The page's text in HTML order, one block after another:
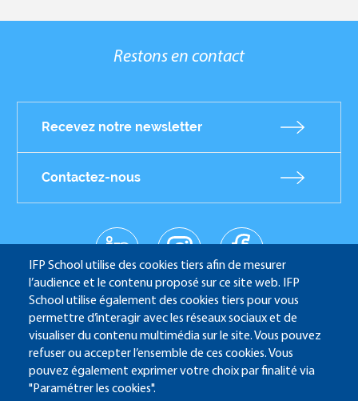
IFP School utilise des cookies tiers afin de mesurer
l’audience et le contenu proposé sur ce site web. IFP
School utilise également des cookies tiers pour vous
permettre d’interagir avec les réseaux sociaux et de
visualiser du contenu multimédia sur le site. Vous pouvez
refuser ou accepter l’ensemble de ces cookies. Vous
pouvez également exprimer votre choix par finalité via
"Paramétrer les cookies".
Restons en contact
Recevez notre newsletter
Contactez-nous
Réseaux
sociaux
linkedin
instagr
facebo
youtub
e
IFP School - 232 Avenue Napoléon Bonaparte - 92852
Rueil-Malmaison